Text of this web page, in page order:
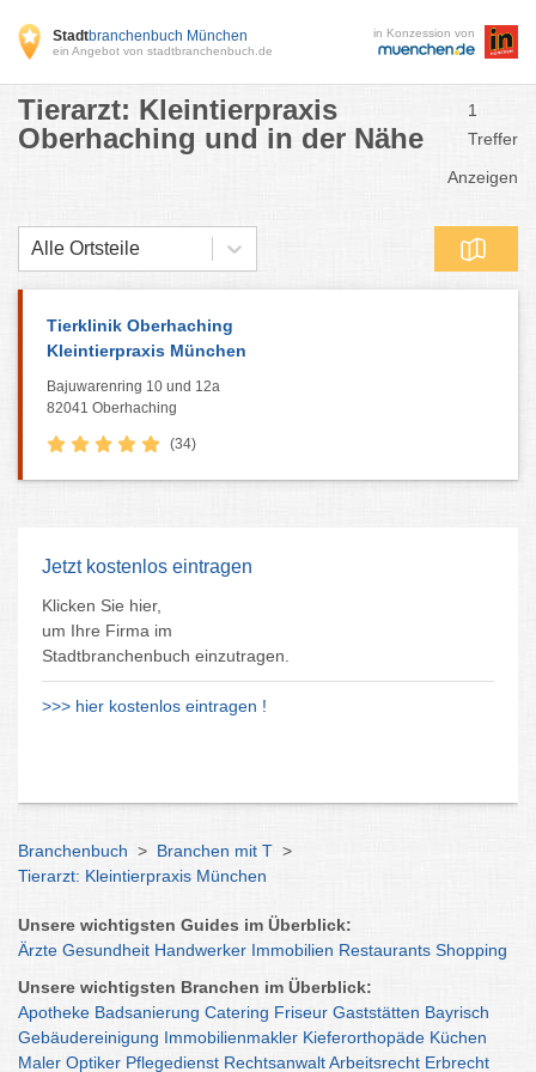
Stadtbranchenbuch München
ein Angebot von stadtbranchenbuch.de
in Konzession von
Tierarzt: Kleintierpraxis
Oberhaching und in der Nähe
1
Treffer
Anzeigen
Alle Ortsteile
Tierklinik Oberhaching
Kleintierpraxis München
Bajuwarenring 10 und 12a
82041 Oberhaching
(34)
Jetzt kostenlos eintragen
Klicken Sie hier,
um Ihre Firma im
Stadtbranchenbuch einzutragen.
>>> hier kostenlos eintragen !
Branchenbuch > Branchen mit T >
Tierarzt: Kleintierpraxis München
Unsere wichtigsten Guides im Überblick:
Ärzte Gesundheit Handwerker Immobilien Restaurants Shopping
Unsere wichtigsten Branchen im Überblick:
Apotheke Badsanierung Catering Friseur Gaststätten Bayrisch
Gebäudereinigung Immobilienmakler Kieferorthopäde Küchen
Maler Optiker Pflegedienst RechtsanwaltArbeitsrecht Erbrecht